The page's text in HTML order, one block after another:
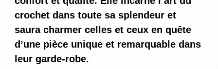
crochet dans toute sa splendeur et
saura charmer celles et ceux en quête
d’une pièce unique et remarquable dans
leur garde-robe.